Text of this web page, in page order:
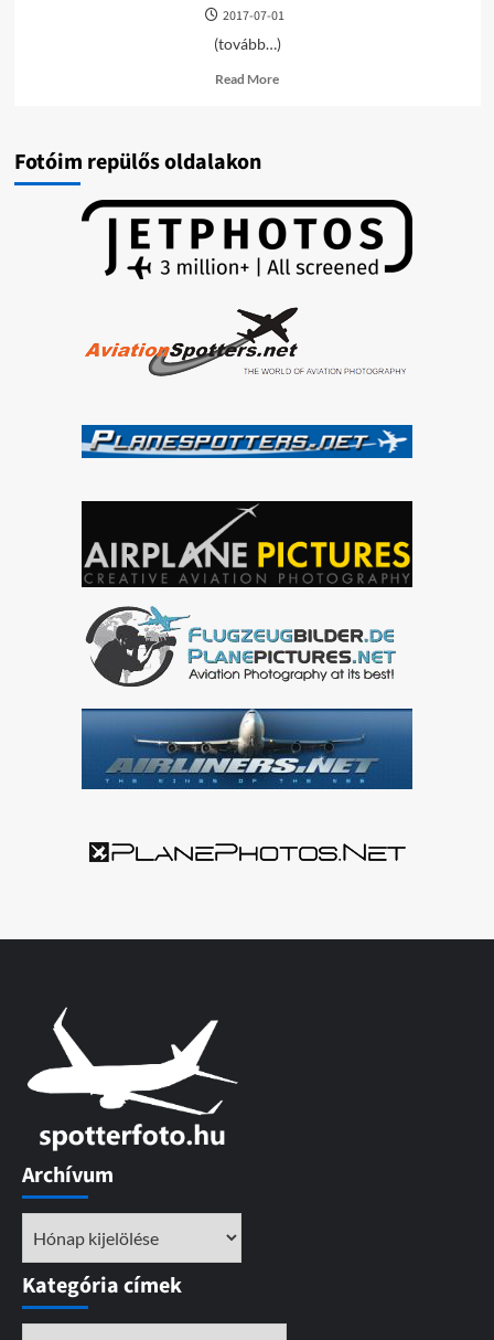
2017-07-01
(tovább…)
Read MoreRead
/2017-
07-
01/
Fotóim repülős oldalakon
Archívum
Kategória címek